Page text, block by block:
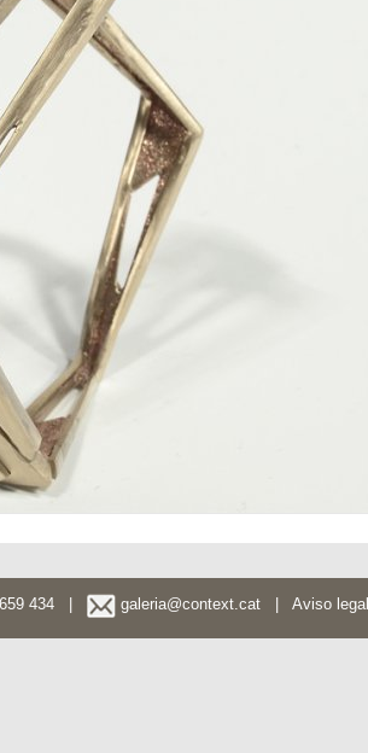
659 434 | galeria@context.cat Aviso legal